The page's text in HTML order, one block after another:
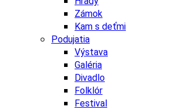
Zámok
Kam s deťmi
Podujatia
Výstava
Galéria
Divadlo
Folklór
Festival